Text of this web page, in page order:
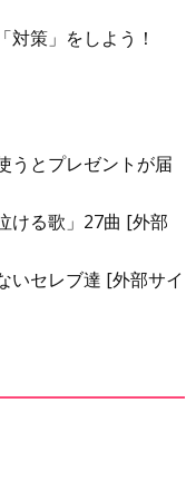
策」をしよう！
うとプレゼントが届
ける歌」27曲 [外部
いセレブ達 [外部サイ